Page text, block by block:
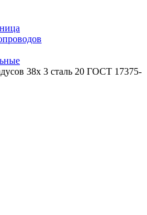
38х 3 сталь 20 ГОСТ 17375-